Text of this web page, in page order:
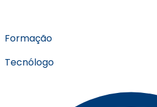
Formação
Tecnólogo